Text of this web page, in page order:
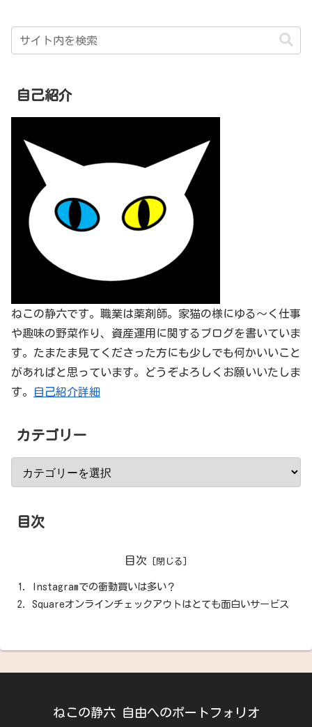
自己紹介
ねこの静六です。職業は薬剤師。家猫の様にゆる～く仕事
や趣味の野菜作り、資産運用に関するブログを書いていま
す。たまたま見てくださった方にも少しでも何かいいこと
があればと思っています。どうぞよろしくお願いいたしま
す。
自己紹介詳細
カテゴリー
目次
目次
Instagramでの衝動買いは多い？
Squareオンラインチェックアウトはとても面白いサービス
ねこの静六 自由へのポートフォリオ